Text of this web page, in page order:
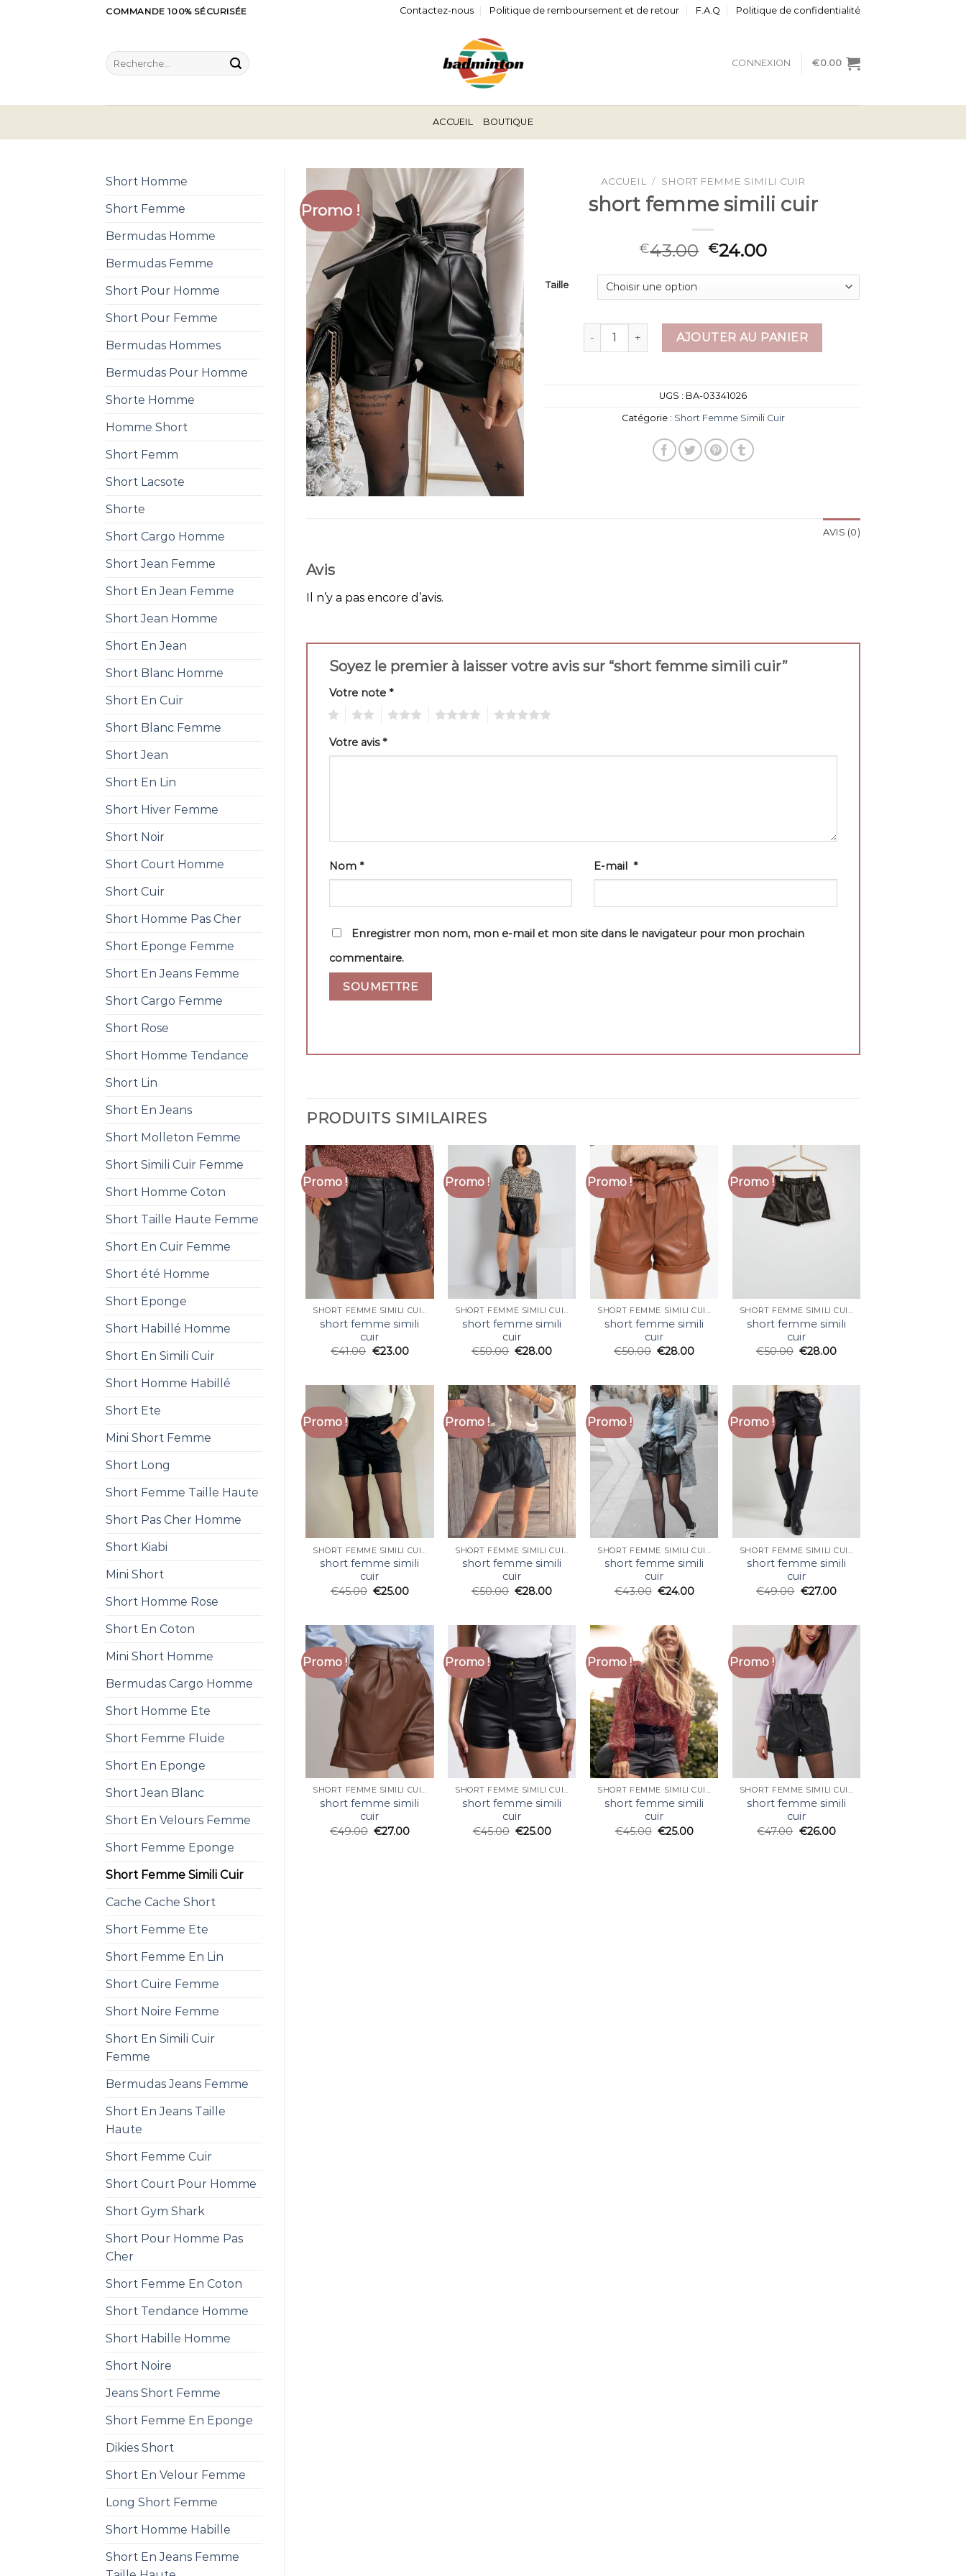
COMMANDE 100% SÉCURISÉE Contactez-nous Politique de remboursement et de retour F.A.Q Politique de confidentialité
Recherche
pour :
CONNEXION €0.00
ACCUEIL BOUTIQUE
Short Homme
Short Femme
Bermudas Homme
Bermudas Femme
Short Pour Homme
Short Pour Femme
Bermudas Hommes
Bermudas Pour Homme
Shorte Homme
Homme Short
Short Femm
Short Lacsote
Shorte
Short Cargo Homme
Short Jean Femme
Short En Jean Femme
Short Jean Homme
Short En Jean
Short Blanc Homme
Short En Cuir
Short Blanc Femme
Short Jean
Short En Lin
Short Hiver Femme
Short Noir
Short Court Homme
Short Cuir
Short Homme Pas Cher
Short Eponge Femme
Short En Jeans Femme
Short Cargo Femme
Short Rose
Short Homme Tendance
Short Lin
Short En Jeans
Short Molleton Femme
Short Simili Cuir Femme
Short Homme Coton
Short Taille Haute Femme
Short En Cuir Femme
Short été Homme
Short Eponge
Short Habillé Homme
Short En Simili Cuir
Short Homme Habillé
Short Ete
Mini Short Femme
Short Long
Short Femme Taille Haute
Short Pas Cher Homme
Short Kiabi
Mini Short
Short Homme Rose
Short En Coton
Mini Short Homme
Bermudas Cargo Homme
Short Homme Ete
Short Femme Fluide
Short En Eponge
Short Jean Blanc
Short En Velours Femme
Short Femme Eponge
Short Femme Simili Cuir
Cache Cache Short
Short Femme Ete
Short Femme En Lin
Short Cuire Femme
Short Noire Femme
Short En Simili Cuir
Femme
Bermudas Jeans Femme
Short En Jeans Taille
Haute
Short Femme Cuir
Short Court Pour Homme
Short Gym Shark
Short Pour Homme Pas
Cher
Short Femme En Coton
Short Tendance Homme
Short Habille Homme
Short Noire
Jeans Short Femme
Short Femme En Eponge
Dikies Short
Short En Velour Femme
Long Short Femme
Short Homme Habille
Short En Jeans Femme
Promo !
ACCUEIL / SHORT FEMME SIMILI CUIR
short femme simili cuir
€43.00 €24.00
Taille
quantité de short femme simili cuir
AJOUTER AU PANIER
UGS : BA-03341026
Catégorie : Short Femme Simili Cuir
AVIS (0)
Avis
Il n’y a pas encore d’avis.
Soyez le premier à laisser votre avis sur “short femme simili cuir”
Votre note *
Votre avis*
Nom * E-mail*
Enregistrer mon nom, mon e-mail et mon site dans le navigateur pour mon prochain
commentaire.
PRODUITS SIMILAIRES
Promo !
SHORT FEMME SIMILI CUIR
short femme simili
cuir
€41.00 €23.00
Promo !
SHORT FEMME SIMILI CUIR
short femme simili
cuir
€50.00 €28.00
Promo !
SHORT FEMME SIMILI CUIR
short femme simili
cuir
€50.00 €28.00
Promo !
SHORT FEMME SIMILI CUIR
short femme simili
cuir
€50.00 €28.00
Promo !
short femme simili
cuir
€45.00 €25.00
Promo !
short femme simili
cuir
€50.00 €28.00
Promo !
short femme simili
cuir
€43.00 €24.00
Promo !
short femme simili
cuir
€49.00 €27.00
Promo !
SHORT FEMME SIMILI CUIR
short femme simili
cuir
€49.00 €27.00
Promo !
SHORT FEMME SIMILI CUIR
short femme simili
cuir
€45.00 €25.00
Promo !
SHORT FEMME SIMILI CUIR
short femme simili
cuir
€45.00 €25.00
Promo !
SHORT FEMME SIMILI CUIR
short femme simili
cuir
€47.00 €26.00